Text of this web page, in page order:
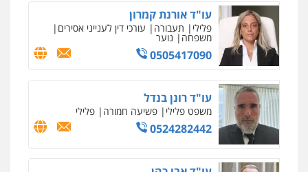
עו"ד אורנת קמרון
פלילי תעבורה עורכי דין לענייני אסירים
משפחה נוער
0505417090
עו"ד רונן בנדל
משפט פלילי פשיעה חמורה פלילי
0524282442
מקצועיים לעורכי דין
מרכז התחלה חדשה
0544500346
לעורכי דין